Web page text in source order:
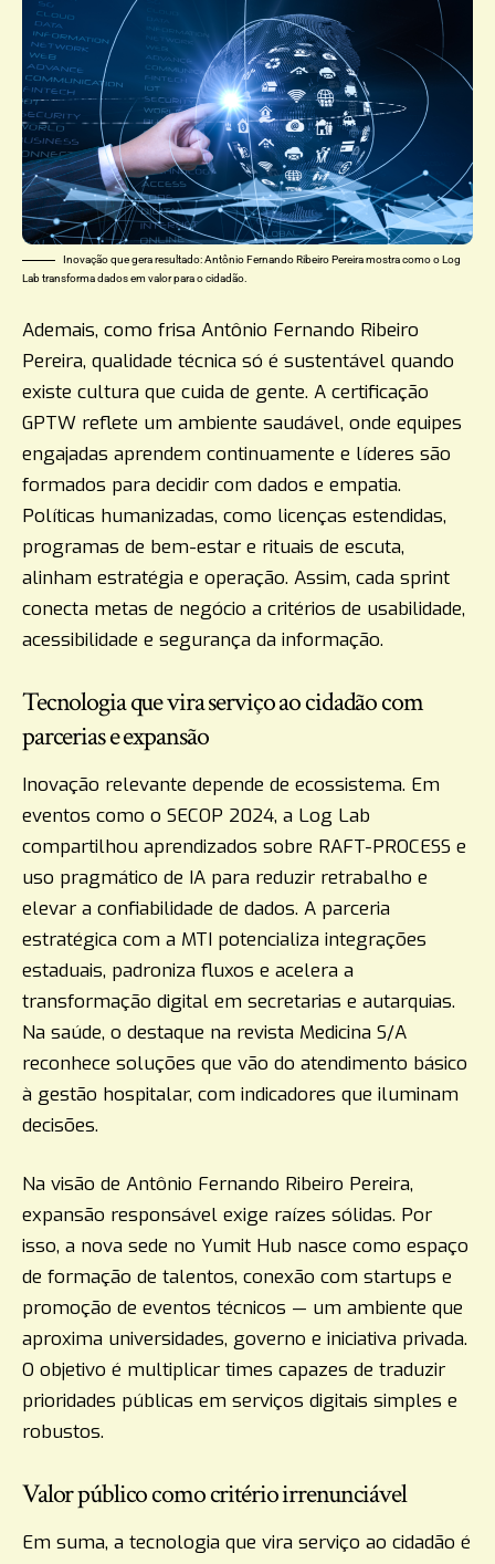
Inovação que gera resultado: Antônio Fernando Ribeiro Pereira mostra como o Log
Lab transforma dados em valor para o cidadão.
Ademais, como frisa Antônio Fernando Ribeiro
Pereira, qualidade técnica só é sustentável quando
existe cultura que cuida de gente. A certificação
GPTW reflete um ambiente saudável, onde equipes
engajadas aprendem continuamente e líderes são
formados para decidir com dados e empatia.
Políticas humanizadas, como licenças estendidas,
programas de bem-estar e rituais de escuta,
alinham estratégia e operação. Assim, cada sprint
conecta metas de negócio a critérios de usabilidade,
acessibilidade e segurança da informação.
Tecnologia que vira serviço ao cidadão com
parcerias e expansão
Inovação relevante depende de ecossistema. Em
eventos como o SECOP 2024, a Log Lab
compartilhou aprendizados sobre RAFT-PROCESS e
uso pragmático de IA para reduzir retrabalho e
elevar a confiabilidade de dados. A parceria
estratégica com a MTI potencializa integrações
estaduais, padroniza fluxos e acelera a
transformação digital em secretarias e autarquias.
Na saúde, o destaque na revista Medicina S/A
reconhece soluções que vão do atendimento básico
à gestão hospitalar, com indicadores que iluminam
decisões.
Na visão de Antônio Fernando Ribeiro Pereira,
expansão responsável exige raízes sólidas. Por
isso, a nova sede no Yumit Hub nasce como espaço
de formação de talentos, conexão com startups e
promoção de eventos técnicos — um ambiente que
aproxima universidades, governo e iniciativa privada.
O objetivo é multiplicar times capazes de traduzir
prioridades públicas em serviços digitais simples e
robustos.
Valor público como critério irrenunciável
Em suma, a tecnologia que vira serviço ao cidadão é